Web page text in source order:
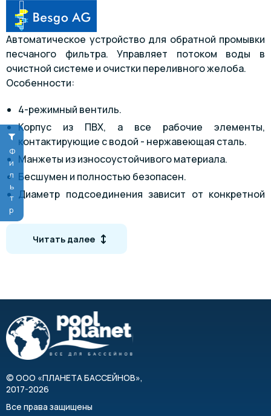
Фильтр
Автоматическое устройство для обратной промывки
песчаного фильтра. Управляет потоком воды в
очистной системе и очистки переливного желоба.
Особенности:
4-режимный вентиль.
Корпус из ПВХ, а все рабочие элементы,
контактирующие с водой - нержавеющая сталь.
Манжеты из износоустойчивого материала.
Бесшумен и полностью безопасен.
Диаметр подсоединения зависит от конкретной
При отключении питания работает в режиме
“фильтрация”.
Подходит для солнечных водонагревателей.
Читать далее
© ООО «ПЛАНЕТА БАССЕЙНОВ»,
2017-2026
Все права защищены